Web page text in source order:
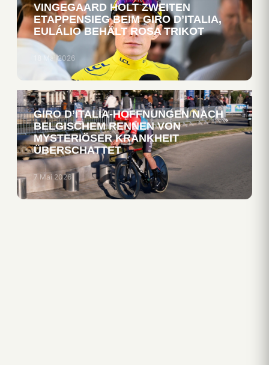
VINGEGAARD HOLT ZWEITEN
ETAPPENSIEG BEIM GIRO D’ITALIA,
EULÁLIO BEHÄLT ROSA TRIKOT
18 Mai 2026
GIRO D’ITALIA-HOFFNUNGEN NACH
BELGISCHEM RENNEN VON
MYSTERIÖSER KRANKHEIT
ÜBERSCHATTET
7 Mai 2026